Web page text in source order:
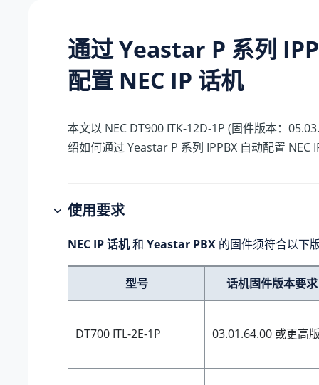
通过Yeastar P 系列
配置 NEC IP 话机
本文以 NEC DT900 ITK-12D-1P (固件版本：
绍如何通过 Yeastar P 系列 IPPBX 自动配置 NEC
使用要求
NEC IP 话机和 Yeastar PBX 的固件须符合以下
型号 话机固件版本要求
DT700 ITL-2E-1P 03.01.64.00 或更高